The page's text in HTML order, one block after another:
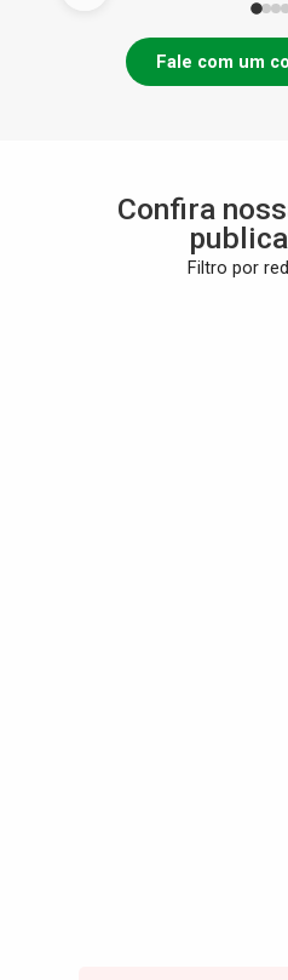
Fale com um
Confira
Filtro por